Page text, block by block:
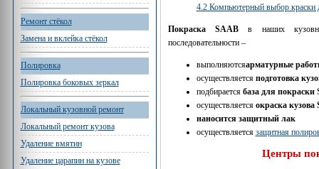
Ремонт стёкол
Замена и вклейка стёкол
Полировка
Полировка боковых зеркал
Локальный кузовной ремонт
Локальный ремонт кузова
Удаление вмятин
Удаление царапин на кузове
4.2 Компьютерный выбор краски
Покраска SAABв наших
последовательности –
выполняютсяарматурные
осуществляется подготовка
подбирается база для покраски
осуществляется окраска кузова
наносится защитный лак
осуществляется защитная
Центры